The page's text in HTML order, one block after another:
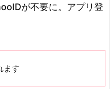
次へ
が不要に。アプリ登
ます